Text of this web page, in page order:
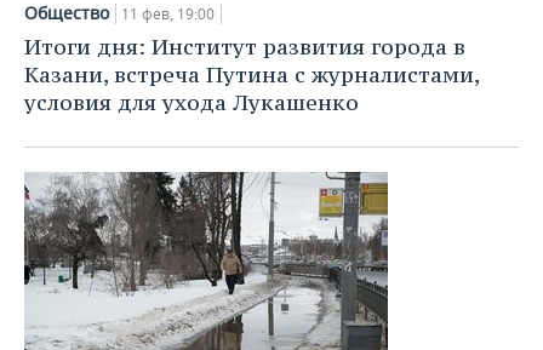
Общество 11 фев, 19:00
Итоги дня: Институт развития города в
Казани, встреча Путина с журналистами,
условия для ухода Лукашенко